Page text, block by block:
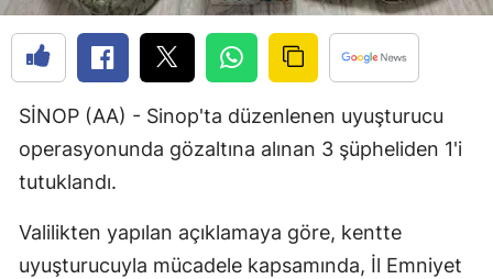
Çanakkale
Çankırı
Çorum
Diyarbakır
SİNOP (AA) - Sinop'ta düzenlenen uyuşturucu
operasyonunda gözaltına alınan 3 şüpheliden 1'i
tutuklandı.
Valilikten yapılan açıklamaya göre, kentte
uyuşturucuyla mücadele kapsamında, İl Emniyet